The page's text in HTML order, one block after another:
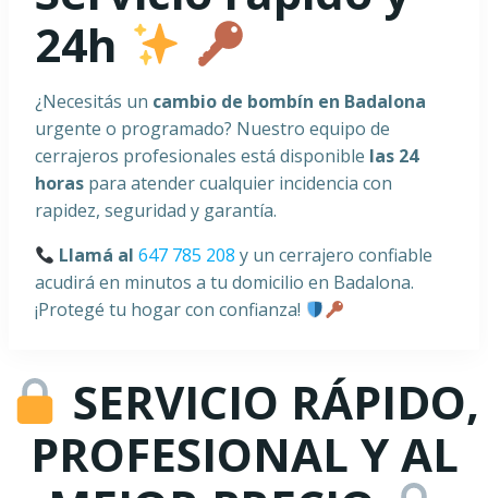
24h
¿Necesitás un cambio de bombín en Badalona
urgente o programado? Nuestro equipo de
cerrajeros profesionales está disponible las 24
horas para atender cualquier incidencia con
rapidez, seguridad y garantía.
Llamá al647 785 208 y un cerrajero confiable
acudirá en minutos a tu domicilio en Badalona.
¡Protegé tu hogar con confianza!
SERVICIO RÁPIDO,
PROFESIONAL Y AL